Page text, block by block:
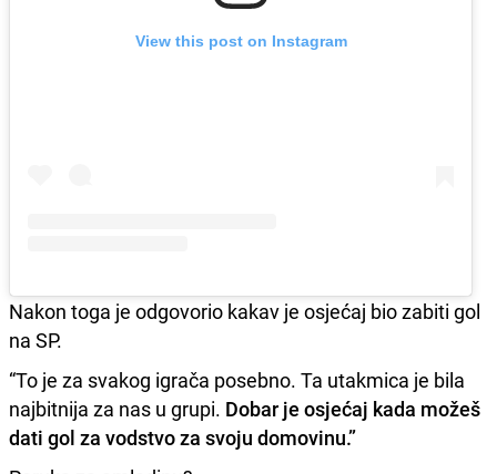
View this post on Instagram
Nakon toga je odgovorio kakav je osjećaj bio zabiti gol
na SP.
“To je za svakog igrača posebno. Ta utakmica je bila
najbitnija za nas u grupi. Dobar je osjećaj kada možeš
dati gol za vodstvo za svoju domovinu.”